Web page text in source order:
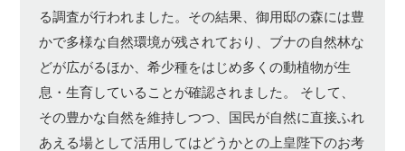
る調査が行われました。その結果、御用邸の森には豊
かで多様な自然環境が残されており、ブナの自然林な
どが広がるほか、希少種をはじめ多くの動植物が生
息・生育していることが確認されました。
そして、
その豊かな自然を維持しつつ、国民が自然に直接ふれ
あえる場として活用してはどうかとの上皇陛下のお考